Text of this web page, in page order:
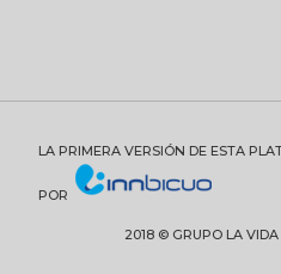
LA PRIMERA VERSIÓN DE ESTA
POR
2018 © GRUPO LA